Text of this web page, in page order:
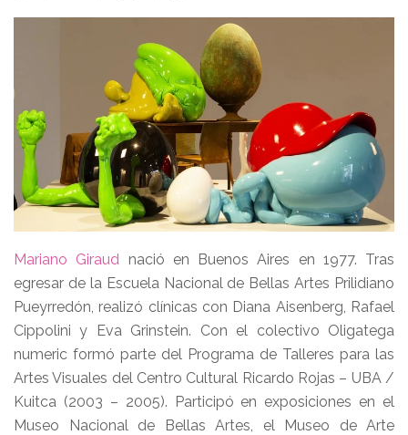
Mariano Giraud nació en Buenos Aires en 1977. Tras
egresar de la Escuela Nacional de Bellas Artes Prilidiano
Pueyrredón, realizó clínicas con Diana Aisenberg, Rafael
Cippolini y Eva Grinstein. Con el colectivo Oligatega
numeric formó parte del Programa de Talleres para las
Artes Visuales del Centro Cultural Ricardo Rojas – UBA /
Kuitca (2003 – 2005). Participó en exposiciones en el
Museo Nacional de Bellas Artes, el Museo de Arte